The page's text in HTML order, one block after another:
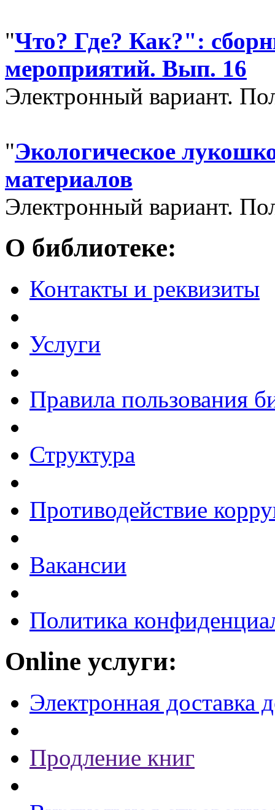
"Что? Где? Как?":
мероприятий. Вып. 16
Электронный вариант.
"Экологическое
материалов
Электронный вариант.
О библиотеке:
Контакты и реквизиты
Услуги
Правила пользования
Структура
Противодействие
Вакансии
Политика
Online услуги:
Электронная доставка
Продление книг